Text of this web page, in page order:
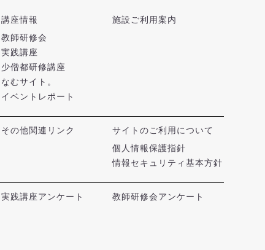
講座情報
教師研修会
実践講座
少僧都研修講座
なむサイト。
イベントレポート
施設ご利用案内
その他関連リンク
サイトのご利用について
個人情報保護指針
情報セキュリティ基本方針
実践講座アンケート 教師研修会アンケート